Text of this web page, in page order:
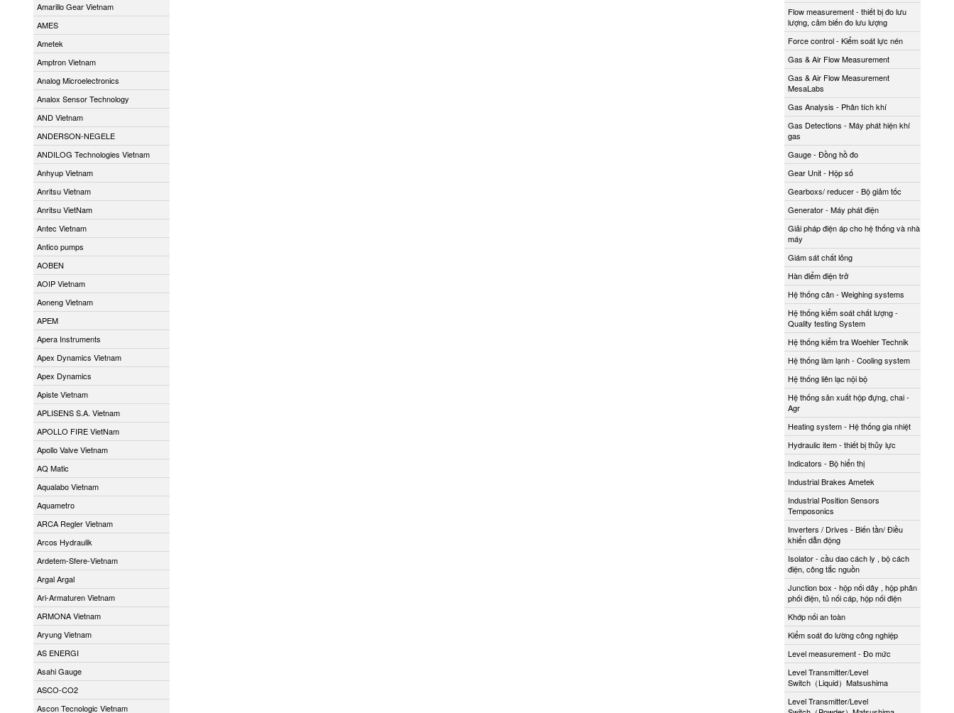
Amarillo Gear Vietnam
AMES
Ametek
Amptron Vietnam
Analog Microelectronics
Analox Sensor Technology
AND Vietnam
ANDERSON-NEGELE
ANDILOG Technologies Vietnam
Anhyup Vietnam
Anritsu Vietnam
Anritsu VietNam
Antec Vietnam
Antico pumps
AOBEN
AOIP Vietnam
Aoneng Vietnam
APEM
Apera Instruments
Apex Dynamics Vietnam
Apex Dynamics
Apiste Vietnam
APLISENS S.A. Vietnam
APOLLO FIRE VietNam
Apollo Valve Vietnam
AQ Matic
Aqualabo Vietnam
Aquametro
ARCA Regler Vietnam
Arcos Hydraulik
Ardetem-Sfere-Vietnam
Argal Argal
Ari-Armaturen Vietnam
ARMONA Vietnam
Aryung Vietnam
AS ENERGI
Asahi Gauge
ASCO-CO2
Ascon Tecnologic Vietnam
Flow measurement - thiết bị đo lưu
lượng, cảm biến đo lưu lượng
Force control - Kiểm soát lực nén
Gas & Air Flow Measurement
Gas & Air Flow Measurement
MesaLabs
Gas Analysis - Phân tích khí
Gas Detections - Máy phát hiện khí
gas
Gauge - Đồng hồ đo
Gear Unit - Hộp số
Gearboxs/ reducer - Bộ giảm tốc
Generator - Máy phát điện
Giải pháp điện áp cho hệ thống và nhà
máy
Giám sát chất lỏng
Hàn điểm điện trở
Hệ thống cân - Weighing systems
Hệ thống kiểm soát chất lượng -
Quality testing System
Hệ thống kiểm tra Woehler Technik
Hệ thống làm lạnh - Cooling system
Hệ thống liên lạc nội bộ
Hệ thống sản xuất hộp đựng, chai -
Agr
Heating system - Hệ thống gia nhiệt
Hydraulic item - thiết bị thủy lực
Indicators - Bộ hiển thị
Industrial Brakes Ametek
Industrial Position Sensors
Temposonics
Inverters / Drives - Biến tần/ Điều
khiển dẫn động
Isolator - cầu dao cách ly , bộ cách
điện, công tắc nguồn
Junction box - hộp nối dây , hộp phân
phối điện, tủ nối cáp, hộp nối điện
Khớp nối an toàn
Kiểm soát đo lường công nghiệp
Level measurement - Đo mức
Level Transmitter/Level
Switch（Liquid）Matsushima
Level Transmitter/Level